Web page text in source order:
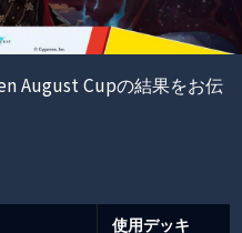
August Cupの結果をお伝
使用デッキ